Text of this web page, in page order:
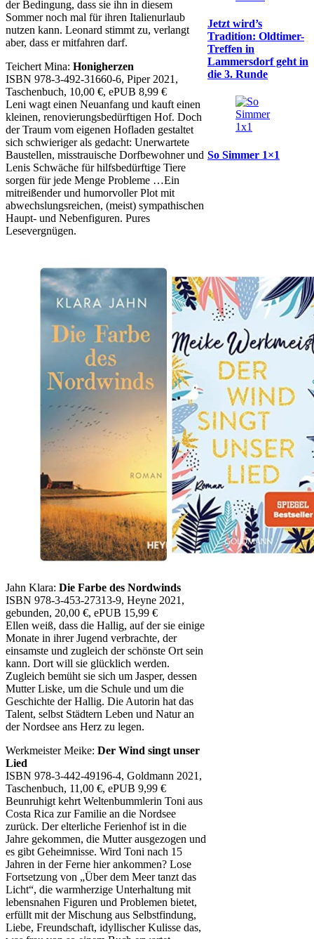
der Bedingung, dass sie ihn in diesem
Sommer noch mal für ihren Italienurlaub
nutzen kann. Leonard stimmt zu, verlangt
aber, dass er mitfahren darf.
Teichert Mina: Honigherzen
ISBN 978-3-492-31660-6, Piper 2021,
Taschenbuch, 10,00 €, ePUB 8,99 €
Leni wagt einen Neuanfang und kauft einen
kleinen, renovierungsbedürftigen Hof. Doch
der Traum vom eigenen Hofladen gestaltet
sich schwieriger als gedacht: Unerwartete
Baustellen, misstrauische Dorfbewohner und
Lenis Schwäche für hilfsbedürftige Tiere
sorgen für jede Menge Probleme …Ein
mitreißender und humorvoller Plot mit
abwechslungsreichen, (meist) sympathischen
Haupt- und Nebenfiguren. Pures
Lesevergnügen.
Jahn Klara: Die Farbe des Nordwinds
ISBN 978-3-453-27313-9, Heyne 2021,
gebunden, 20,00 €, ePUB 15,99 €
Ellen weiß, dass die Hallig, auf der sie einige
Monate in ihrer Jugend verbrachte, der
einsamste und zugleich der schönste Ort sein
kann. Dort will sie glücklich werden.
Zugleich bemüht sie sich um Jasper, dessen
Mutter Liske, um die Schule und um die
Geschichte der Hallig. Die Autorin hat das
Talent, selbst Städtern Leben und Natur an
der Nordsee ans Herz zu legen.
Werkmeister Meike: Der Wind singt unser
Lied
ISBN 978-3-442-49196-4, Goldmann 2021,
Taschenbuch, 11,00 €, ePUB 9,99 €
Beunruhigt kehrt Weltenbummlerin Toni aus
Costa Rica zur Familie an die Nordsee
zurück. Der elterliche Ferienhof ist in die
Jahre gekommen, die Mutter ausgezogen und
es gibt Geheimnisse. Wird Toni nach 15
Jahren in der Ferne hier ankommen? Lose
Fortsetzung von „Über dem Meer tanzt das
Licht“, die warmherzige Unterhaltung mit
lebensnahen Figuren und Problemen bietet,
erfüllt mit der Mischung aus Selbstfindung,
Liebe, Freundschaft, idyllischer Kulisse das,
Jetzt wird’s
Tradition: Oldtimer-
Treffen in
Lammersdorf geht in
die 3. Runde
So Simmer 1×1